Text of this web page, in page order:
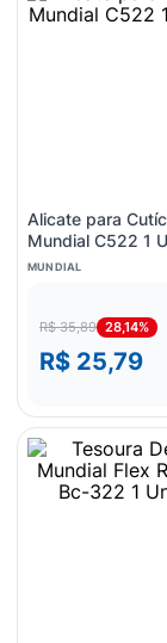
Alicate para
Mundial C522 1
MUNDIAL
R$ 35,89 28,14%
R$ 25,79
8